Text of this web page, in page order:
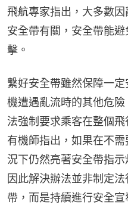
飛航專家指出，大多數
安全帶有關，安全帶能
擊。
繫好安全帶雖然保障一
機遭遇亂流時的其他危
法強制要求乘客在整個
有機師指出，如果在不
況下仍然亮著安全帶指
因此解決辦法並非制定
帶，而是持續進行安全宣